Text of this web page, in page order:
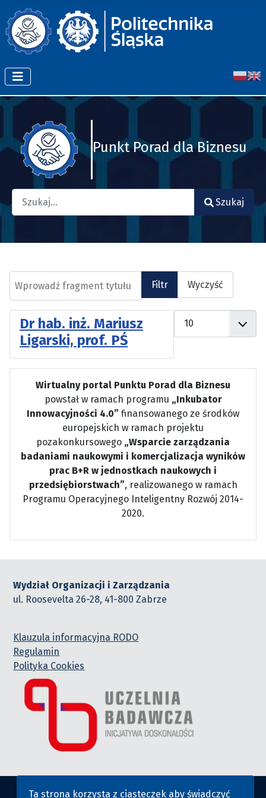
Punkt Porad dla Biznesu
Szukaj
Filtr Wyczyść
Dr hab. inż. Mariusz
Ligarski, prof. PŚ
Wirtualny portal Punktu Porad dla Biznesu
powstał w ramach programu „Inkubator
Innowacyjności 4.0” finansowanego ze środków
europejskich w ramach projektu
pozakonkursowego „Wsparcie zarządzania
badaniami naukowymi i komercjalizacja wyników
prac B+R w jednostkach naukowych i
przedsiębiorstwach”, realizowanego w ramach
Programu Operacyjnego Inteligentny Rozwój 2014-
2020.
Wydział Organizacji i Zarządzania
ul. Roosevelta 26-28, 41-800 Zabrze
Klauzula informacyjna RODO
Regulamin
Polityka Cookies
Ta strona korzysta z ciasteczek aby świadczyć